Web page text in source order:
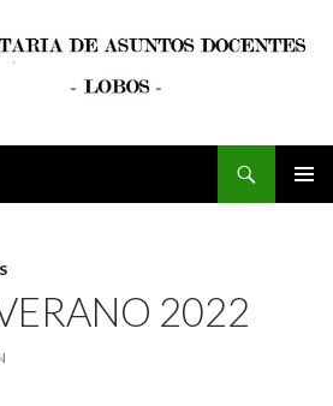
2022